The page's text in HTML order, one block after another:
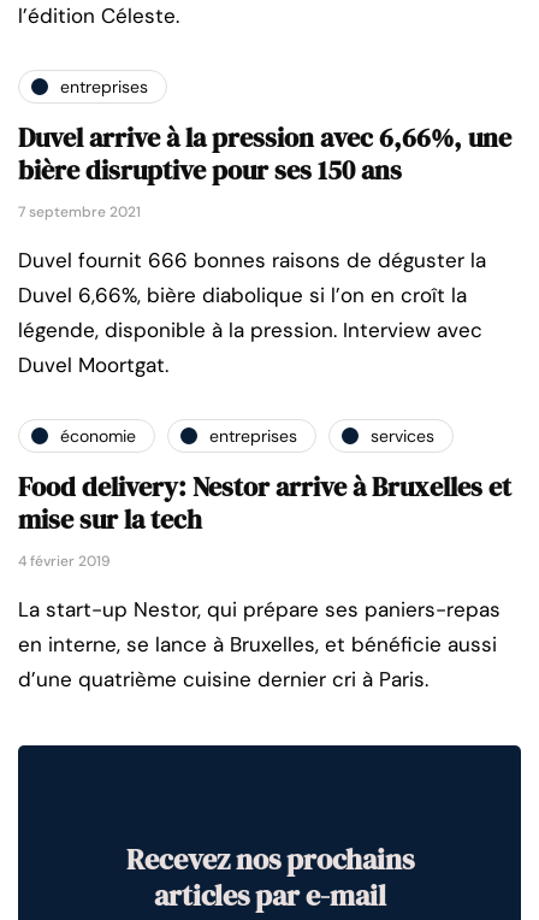
l’édition Céleste.
entreprises
Duvel arrive à la pression avec 6,66%, une
bière disruptive pour ses 150 ans
7 septembre 2021
Duvel fournit 666 bonnes raisons de déguster la
Duvel 6,66%, bière diabolique si l’on en croît la
légende, disponible à la pression. Interview avec
Duvel Moortgat.
économie entreprises services
Food delivery: Nestor arrive à Bruxelles et
mise sur la tech
4 février 2019
La start-up Nestor, qui prépare ses paniers-repas
en interne, se lance à Bruxelles, et bénéficie aussi
d’une quatrième cuisine dernier cri à Paris.
Recevez nos prochains
articles par e-mail